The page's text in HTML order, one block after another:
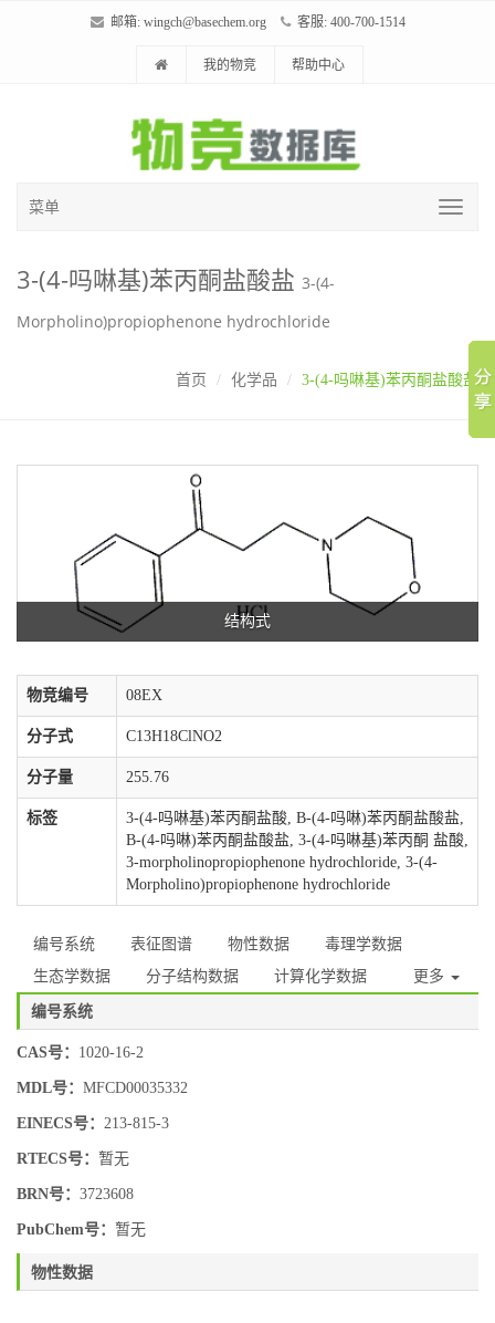
邮箱: wingch@basechem.org 客服: 400-700-1514
我的物竞 帮助中心
菜单
3-(4-吗啉基)苯丙酮盐酸盐 3-(4-
Morpholino)propiophenone hydrochloride
首页 化学品 3-(4-吗啉基)苯丙酮盐酸盐
结构式
物竞编号 08EX
分子式 C13H18ClNO2
分子量 255.76
标签
3-(4-吗啉基)苯丙酮盐酸, Β-(4-吗啉)苯丙酮盐酸盐,
Β-(4-吗啉)苯丙酮盐酸盐, 3-(4-吗啉基)苯丙酮 盐酸,
3-morpholinopropiophenone hydrochloride, 3-(4-
Morpholino)propiophenone hydrochloride
编号系统 表征图谱 物性数据
毒理学数据
生态学数据
分子结构数据 计算化学数据 更多
编号系统
CAS号： 1020-16-2
MDL号： MFCD00035332
EINECS号： 213-815-3
RTECS号： 暂无
BRN号： 3723608
PubChem号： 暂无
物性数据